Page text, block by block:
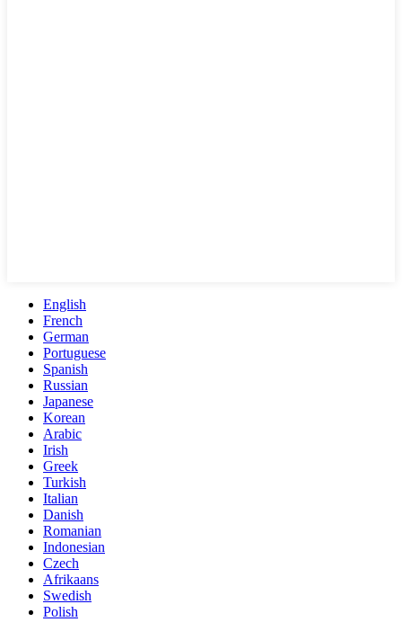
English
French
German
Portuguese
Spanish
Russian
Japanese
Korean
Arabic
Irish
Greek
Turkish
Italian
Danish
Romanian
Indonesian
Czech
Afrikaans
Swedish
Polish